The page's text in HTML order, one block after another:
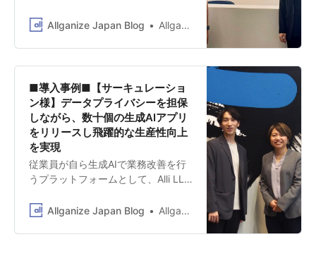
的に取り組んでいます。先進的な技
に生成AIを誰でも利用できる環境を
整えることで、会社全体の業務効率
化の実現を目指し、多様な施策を積
極的に展開されています。 生成AIの
全社活用における取り組みの一環と
して、Allganizeの Alli LLM App
Market も活用いただき、法務部によ
る生成AIアプリ作成の検証や個別タ
スクアプリの展開などを実施いただ
いています。 今回は、 KDDI株式会
社 経営戦略本部 Data＆AIセンター
のお取り組みについて、同部 柏本様
Allganize Japan Blog Allganize Japan
■導入事例■【サーキュレーショ
ン様】データプライバシーを担保
しながら、数十個の生成AIアプリ
をリリースし飛躍的な生産性向上
を実現
従業員が自ら生成AIで業務改善を行
うプラットフォームとして、Alli LLM
ュレーション様は、「世界中の経
いうビジョンのもと、外部プロ人材
Allganize Japan Blog Allganize Japan